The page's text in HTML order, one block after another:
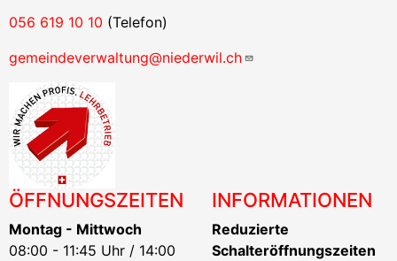
056 619 10 10 (Telefon)
gemeindeverwaltung@niederwil.ch
ÖFFNUNGSZEITEN
Montag - Mittwoch
08:00 - 11:45 Uhr / 14:00
INFORMATIONEN
Reduzierte
Schalteröffnungszeiten